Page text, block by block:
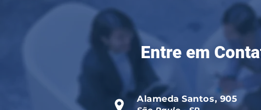
Entre em
Alameda Santos, 905